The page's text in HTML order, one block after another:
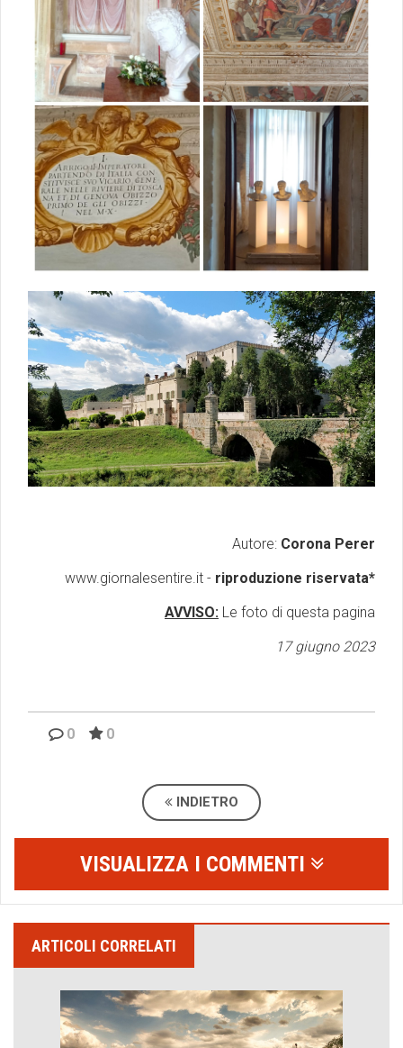
Autore: Corona Perer
www.giornalesentire.it - riproduzione riservata*
AVVISO: Le foto di questa pagina
17 giugno 2023
0 0
INDIETRO
VISUALIZZA I COMMENTI
ARTICOLI CORRELATI